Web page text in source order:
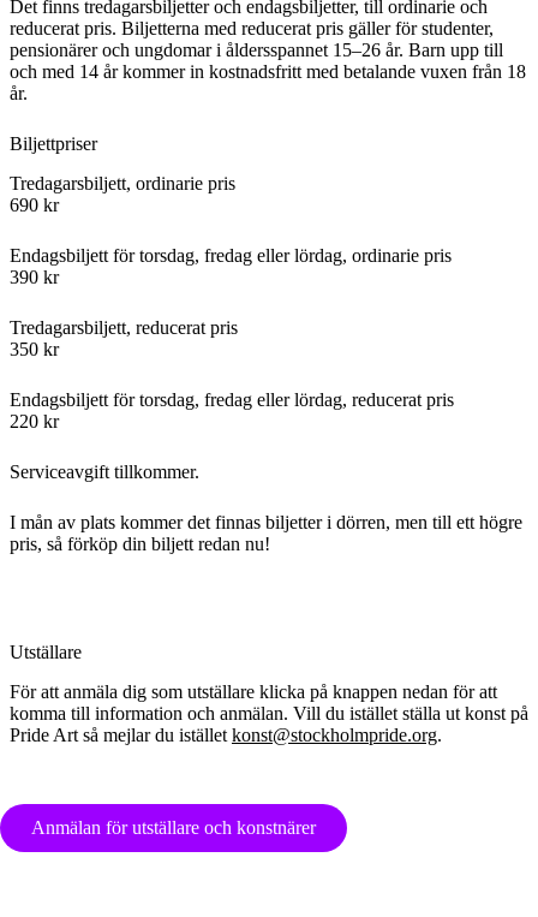
Det finns tredagarsbiljetter och endagsbiljetter, till ordinarie och
reducerat pris. Biljetterna med reducerat pris gäller för studenter,
pensionärer och ungdomar i åldersspannet 15–26 år. Barn upp till
och med 14 år kommer in kostnadsfritt med betalande vuxen från 18
år.
Biljettpriser
Tredagarsbiljett, ordinarie pris
690 kr
Endagsbiljett för torsdag, fredag eller lördag, ordinarie pris
390 kr
Tredagarsbiljett, reducerat pris
350 kr
Endagsbiljett för torsdag, fredag eller lördag, reducerat pris
220 kr
Serviceavgift tillkommer.
I mån av plats kommer det finnas biljetter i dörren, men till ett högre
pris, så förköp din biljett redan nu!
Utställare
För att anmäla dig som utställare klicka på knappen nedan för att
komma till information och anmälan. Vill du istället ställa ut konst på
Pride Art så mejlar du istället konst@stockholmpride.org.
Anmälan för utställare och konstnärer